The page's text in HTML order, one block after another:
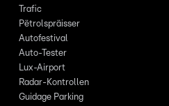
Trafic
Pëtrolspräisser
Autofestival
Auto-Tester
Lux-Airport
Radar-Kontrollen
Guidage Parking